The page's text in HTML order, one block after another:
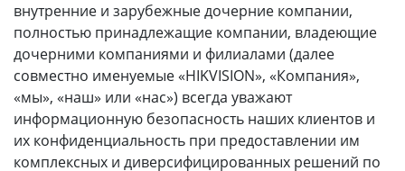
внутренние и зарубежные дочерние компании,
полностью принадлежащие компании, владеющие
дочерними компаниями и филиалами (далее
совместно именуемые «HIKVISION», «Компания»,
«мы», «наш» или «нас») всегда уважают
информационную безопасность наших клиентов и
их конфиденциальность при предоставлении им
комплексных и диверсифицированных решений по